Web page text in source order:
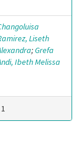
Liseth
;Grefa
Ibeth Melissa